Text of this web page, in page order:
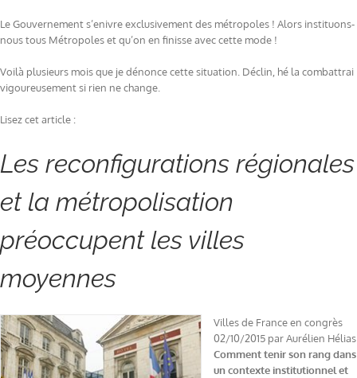
Le Gouvernement s’enivre exclusivement des métropoles ! Alors instituons-
nous tous Métropoles et qu’on en finisse avec cette mode !
Voilà plusieurs mois que je dénonce cette situation. Déclin, hé la combattrai
vigoureusement si rien ne change.
Lisez cet article :
Les reconfigurations régionales
et la métropolisation
préoccupent les villes
moyennes
Villes de France en congrès
02/10/2015 par Aurélien Hélias
Comment tenir son rang dans
un contexte institutionnel et